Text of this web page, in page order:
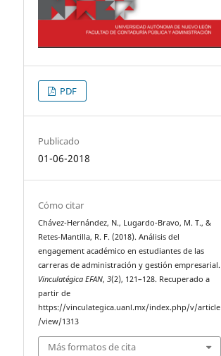
PDF
Publicado
01-06-2018
Cómo citar
Chávez-Hernández, N., Lugardo-Bravo, M. T., &
Retes-Mantilla, R. F. (2018). Análisis del
engagement académico en estudiantes de las
carreras de administración y gestión empresarial.
Vinculatégica EFAN,3(2), 121–128. Recuperado a
partir de
https://vinculategica.uanl.mx/index.php/v/article
/view/1313
Más formatos de cita